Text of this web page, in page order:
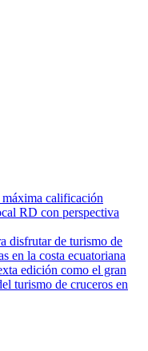
máxima calificación
RD con perspectiva
disfrutar de turismo de
en la costa ecuatoriana
edición como el gran
turismo de cruceros en